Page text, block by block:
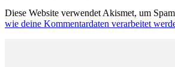
Diese Website verwendet Akismet, um
wie deine Kommentardaten verarbeitet